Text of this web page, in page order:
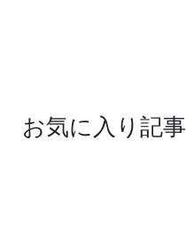
お気に入り記事